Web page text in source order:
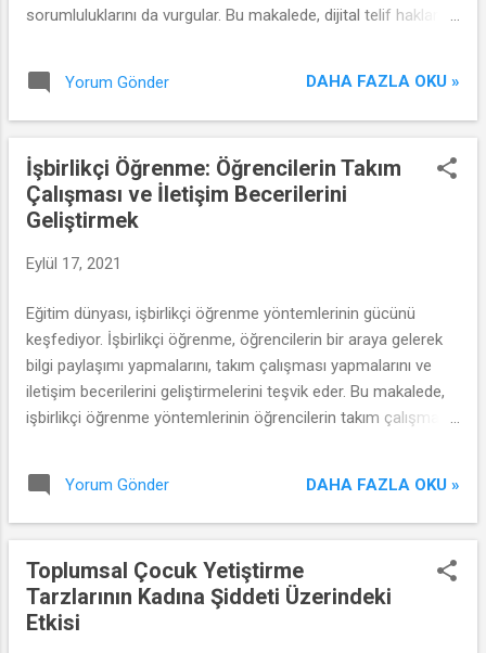
sorumluluklarını da vurgular. Bu makalede, dijital telif hakları
Yorum Gönder DAHA FAZLA OKU »
İşbirlikçi Öğrenme: Öğrencilerin Takım
Çalışması ve İletişim Becerilerini
Geliştirmek
Eylül 17, 2021
Eğitim dünyası, işbirlikçi öğrenme yöntemlerinin gücünü
keşfediyor. İşbirlikçi öğrenme, öğrencilerin bir araya gelerek
bilgi paylaşımı yapmalarını, takım çalışması yapmalarını ve
iletişim becerilerini geliştirmelerini teşvik eder. Bu makalede,
işbirlikçi öğrenme yöntemlerinin öğrencilerin takım çalışması
Yorum Gönder DAHA FAZLA OKU »
Toplumsal Çocuk Yetiştirme
Tarzlarının Kadına Şiddeti Üzerindeki
Etkisi